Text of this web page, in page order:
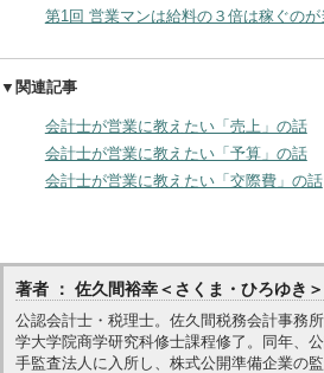
第1回 営業マンは給料の３倍は稼ぐのが
▼関連記事
会計士が営業に教えたい「売上」の話
会計士が営業に教えたい「予算」の話
会計士が営業に教えたい「交際費」の話
著者 ： 佐久間裕幸＜さくま・ひろゆき
公認会計士・税理士。佐久間税務会計事務
学大学院商学研究科修士課程修了。同年、
手監査法人に入所し、株式公開準備企業の